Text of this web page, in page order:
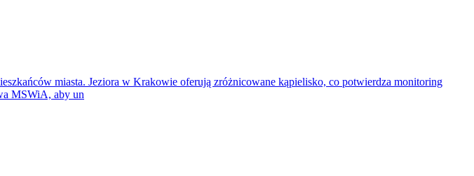
miasta. Jeziora w Krakowie oferują zróżnicowane kąpielisko, co potwierdza monitoring
MSWiA, aby un